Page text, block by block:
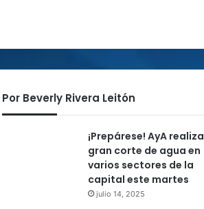
Por Beverly Rivera Leitón
¡Prepárese! AyA realiza
gran corte de agua en
varios sectores de la
capital este martes
julio 14, 2025